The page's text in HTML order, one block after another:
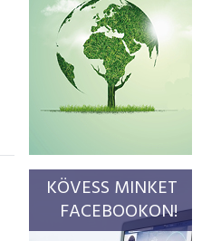
KÖVESS MINKET
FACEBOOKON!